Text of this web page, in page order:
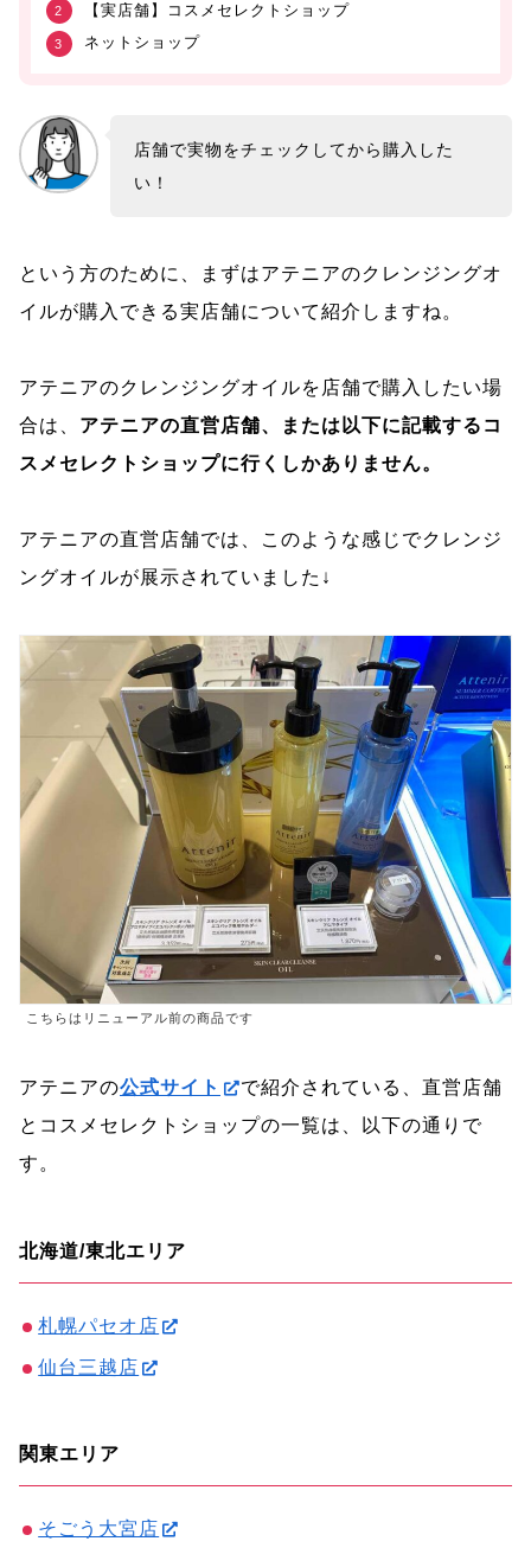
【実店舗】コスメセレクトショップ
ネットショップ
店舗で実物をチェックしてから購入した
い！
という方のために、まずはアテニアのクレンジングオ
イルが購入できる実店舗について紹介しますね。
アテニアのクレンジングオイルを店舗で購入したい場
合は、 アテニアの直営店舗、または以下に記載するコ
スメセレクトショップに行くしかありません。
アテニアの直営店舗では、このような感じでクレンジ
ングオイルが展示されていました↓
こちらはリニューアル前の商品です
アテニアの公式サイト
で紹介されている、直営店舗
とコスメセレクトショップの一覧は、以下の通りで
す。
北海道/東北エリア
札幌パセオ店
仙台三越店
関東エリア
そごう大宮店